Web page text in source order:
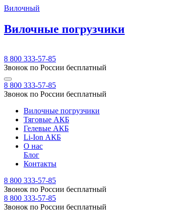
Вилочный
Вилочные погрузчики
8 800 333-57-85
Звонок по России бесплатный
8 800 333-57-85
Звонок по России бесплатный
Вилочные погрузчики
Тяговые АКБ
Гелевые АКБ
Li-Ion АКБ
О нас
Блог
Контакты
8 800 333-57-85
Звонок по России бесплатный
8 800 333-57-85
Звонок по России бесплатный